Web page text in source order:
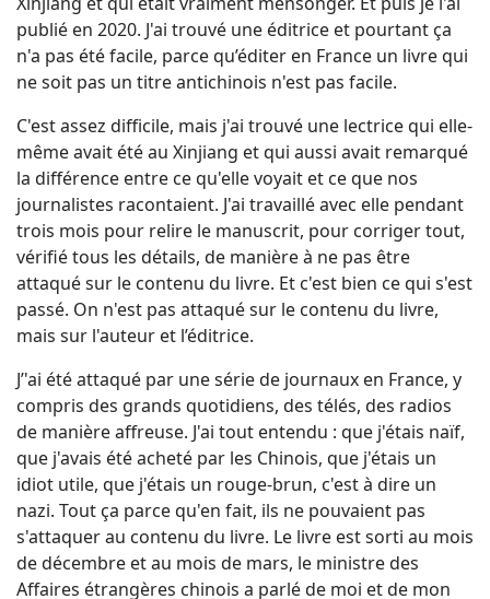
publié en 2020. J'ai trouvé une éditrice et pourtant ça
n'a pas été facile, parce qu’éditer en France un livre qui
ne soit pas un titre antichinois n'est pas facile.
C'est assez difficile, mais j'ai trouvé une lectrice qui elle-
même avait été au Xinjiang et qui aussi avait remarqué
la différence entre ce qu'elle voyait et ce que nos
journalistes racontaient. J'ai travaillé avec elle pendant
trois mois pour relire le manuscrit, pour corriger tout,
vérifié tous les détails, de manière à ne pas être
attaqué sur le contenu du livre. Et c'est bien ce qui s'est
passé. On n'est pas attaqué sur le contenu du livre,
mais sur l'auteur et l’éditrice.
J’'ai été attaqué par une série de journaux en France, y
compris des grands quotidiens, des télés, des radios
de manière affreuse. J'ai tout entendu : que j'étais naïf,
que j'avais été acheté par les Chinois, que j'étais un
idiot utile, que j'étais un rouge-brun, c'est à dire un
nazi. Tout ça parce qu'en fait, ils ne pouvaient pas
s'attaquer au contenu du livre. Le livre est sorti au mois
de décembre et au mois de mars, le ministre des
Affaires étrangères chinois a parlé de moi et de mon